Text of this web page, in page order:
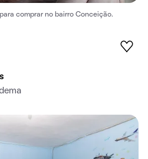
comprar no bairro Conceição.